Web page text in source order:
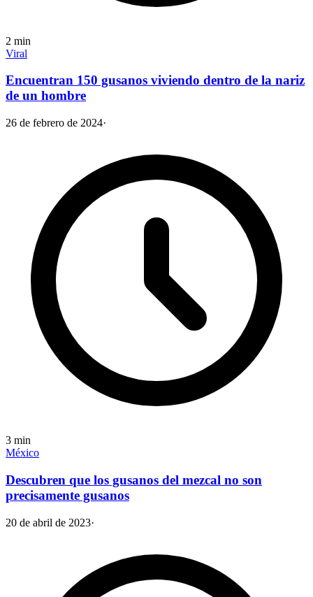
2 min
Viral
Encuentran 150 gusanos viviendo dentro de la nariz
de un hombre
26 de febrero de 2024·
3 min
México
Descubren que los gusanos del mezcal no son
precisamente gusanos
20 de abril de 2023·